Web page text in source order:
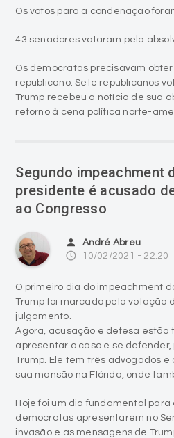
Os votos para a condenação
43 senadores votaram pela
Os democratas precisavam
republicano. Sete republicanos
Trump recebeu a notícia de sua
retorno à cena política norte-
Segundo impeachment
presidente é acusado
ao Congresso
person André Abreu
access_time 10/02/2021 - 22:20
O primeiro dia do impeachment
Trump foi marcado pela votação
julgamento.
Agora, acusação e defesa estão
apresentar o caso e se
Trump. Ele tem três advogados
sua mansão na Flórida, onde
Hoje foi um dia fundamental para
democratas apresentarem no
invasão e as mensagens de